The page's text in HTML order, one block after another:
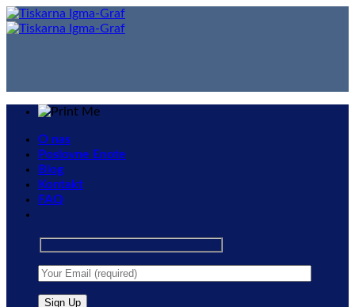
Skip
to
O nas
Poslovne Enote
Blog
Kontakt
FAQ